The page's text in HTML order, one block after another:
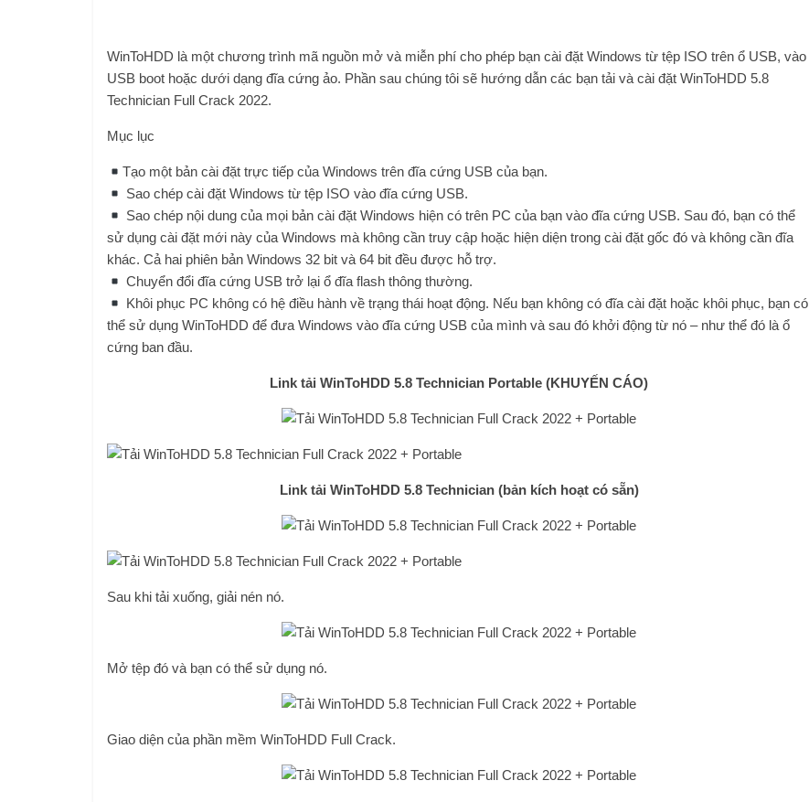
WinToHDD là một chương trình mã nguồn mở và miễn phí cho phép bạn cài đặt Windows từ tệp ISO trên ổ USB, vào
USB boot hoặc dưới dạng đĩa cứng ảo. Phần sau chúng tôi sẽ hướng dẫn các bạn tải và cài đặt WinToHDD 5.8
Technician Full Crack 2022.
Mục lục
Tạo một bản cài đặt trực tiếp của Windows trên đĩa cứng USB của bạn.
Sao chép cài đặt Windows từ tệp ISO vào đĩa cứng USB.
Sao chép nội dung của mọi bản cài đặt Windows hiện có trên PC của bạn vào đĩa cứng USB. Sau đó, bạn có thể
sử dụng cài đặt mới này của Windows mà không cần truy cập hoặc hiện diện trong cài đặt gốc đó và không cần đĩa
khác. Cả hai phiên bản Windows 32 bit và 64 bit đều được hỗ trợ.
Chuyển đổi đĩa cứng USB trở lại ổ đĩa flash thông thường.
Khôi phục PC không có hệ điều hành về trạng thái hoạt động. Nếu bạn không có đĩa cài đặt hoặc khôi phục, bạn có
thể sử dụng WinToHDD để đưa Windows vào đĩa cứng USB của mình và sau đó khởi động từ nó – như thể đó là ổ
cứng ban đầu.
Link tải WinToHDD 5.8 Technician Portable (KHUYẾN CÁO)
Link tải WinToHDD 5.8 Technician (bản kích hoạt có sẵn)
Sau khi tải xuống, giải nén nó.
Mở tệp đó và bạn có thể sử dụng nó.
Giao diện của phần mềm WinToHDD Full Crack.